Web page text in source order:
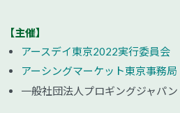
【主催】
アースデイ東京2022実行委員会
アーシングマーケット東京事務局
一般社団法人プロギングジャパン